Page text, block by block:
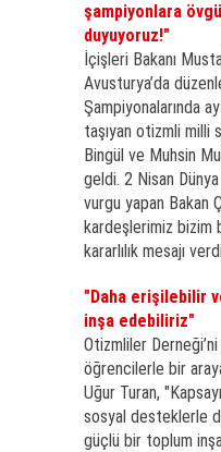
şampiyonlara
duyuyoruz!"
İçişleri Bakanı
Avusturya’da
Şampiyonalarında
taşıyan otizmli milli
Bingül ve Muhsin
geldi. 2 Nisan Dünya
vurgu yapan Bakan
kardeşlerimiz bizim
kararlılık mesajı
"Daha erişilebilir
inşa edebiliriz"
Otizmliler
öğrencilerle bir
Uğur Turan,
sosyal desteklerle
güçlü bir toplum